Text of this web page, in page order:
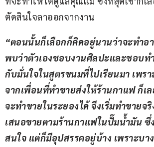
ตัดสินใจลาออกจากงาน
“ตอนนั้นก็เลือกก็คิดอยู่นานว่าจะทำอ
พบว่าตัวเองชอบงานศิลปะและชอบท
กับมั่นใจในสูตรขนมที่ไปเรียนมา เพร
จากเพื่อนที่ทำขายส่งให้ร้านกาแฟ ก็เล
จะทำขายในระยองได้ จึงเริ่มทำขายจริ
เสนอขายตามร้านกาแฟในปั๊มน้ำมัน ซึ่
สนใจ แต่ก็มีอุปสรรคอยู่บ้าง เพราะบา